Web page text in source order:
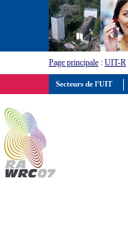
Page principale : UIT-R
Secteurs de l'UIT